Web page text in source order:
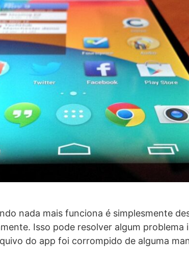
nada mais funciona é simplesmente
Isso pode resolver algum problema
do app foi corrompido de alguma